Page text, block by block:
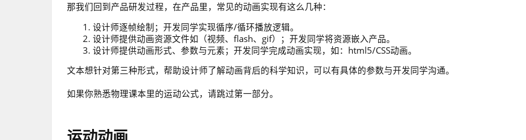
那我们回到产品研发过程，在产品里，常见的动画实现有这么几种：
设计师逐帧绘制；开发同学实现循序/循环播放逻辑。
设计师提供动画资源文件如（视频、flash、gif）；开发同学将资源嵌入产品。
设计师提供动画形式、参数与元素；开发同学完成动画实现，如：html5/CSS动画。
文本想针对第三种形式，帮助设计师了解动画背后的科学知识，可以有具体的参数与开发同学沟通。
如果你熟悉物理课本里的运动公式，请跳过第一部分。